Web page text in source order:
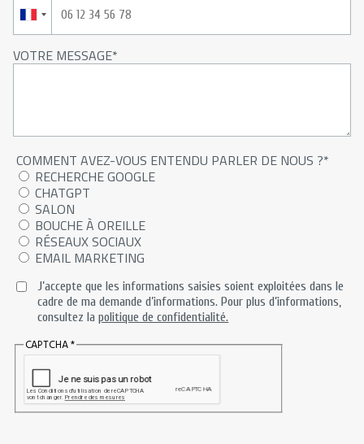
VOTRE MESSAGE
COMMENT AVEZ-VOUS ENTENDU PARLER DE NOUS ?
RECHERCHE GOOGLE
CHATGPT
SALON
BOUCHE À OREILLE
RÉSEAUX SOCIAUX
EMAIL MARKETING
J’accepte que les informations saisies soient exploitées dans le
cadre de ma demande d’informations. Pour plus d’informations,
consultez lapolitique de confidentialité.
CAPTCHA